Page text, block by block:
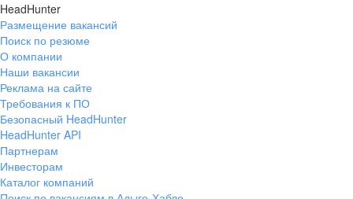
HeadHunter
Размещение вакансий
Поиск по резюме
О компании
Наши вакансии
Реклама на сайте
Требования к ПО
Безопасный HeadHunter
HeadHunter API
Партнерам
Инвесторам
Каталог компаний